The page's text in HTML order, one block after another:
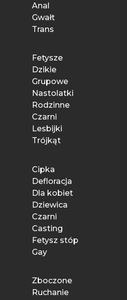
Anal
Gwałt
Trans
Fetysze
Dzikie
Grupowe
Nastolatki
Rodzinne
Czarni
Lesbijki
Trójkąt
Cipka
Defloracja
Dla kobiet
Dziewica
Czarni
Casting
Fetysz stóp
Gay
Zboczone
Ruchanie